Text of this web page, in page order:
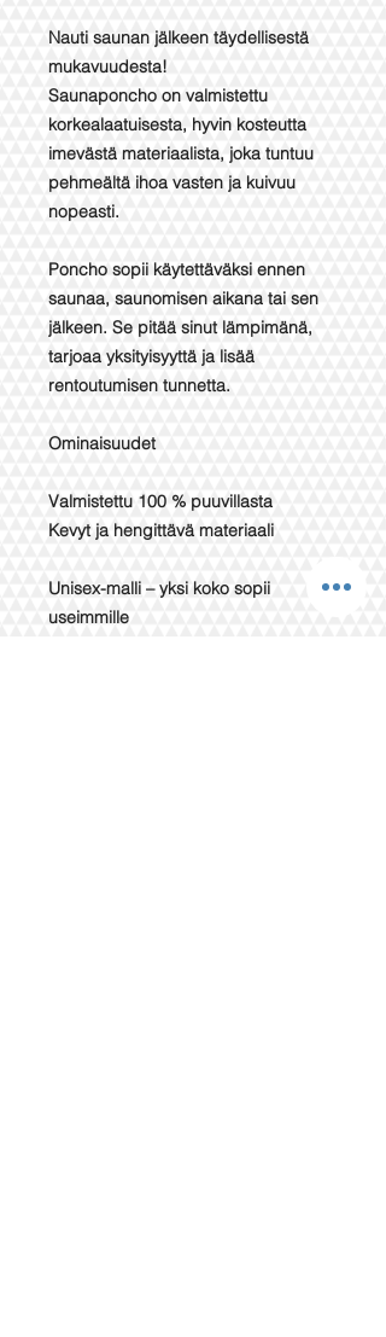
Nauti saunan jälkeen täydellisestä
mukavuudesta!
Saunaponcho on valmistettu
korkealaatuisesta, hyvin kosteutta
imevästä materiaalista, joka tuntuu
pehmeältä ihoa vasten ja kuivuu
nopeasti.
Poncho sopii käytettäväksi ennen
saunaa, saunomisen aikana tai sen
jälkeen. Se pitää sinut lämpimänä,
tarjoaa yksityisyyttä ja lisää
rentoutumisen tunnetta.
Ominaisuudet
Valmistettu 100 % puuvillasta
Kevyt ja hengittävä materiaali
Unisex-malli – yksi koko sopii
useimmille